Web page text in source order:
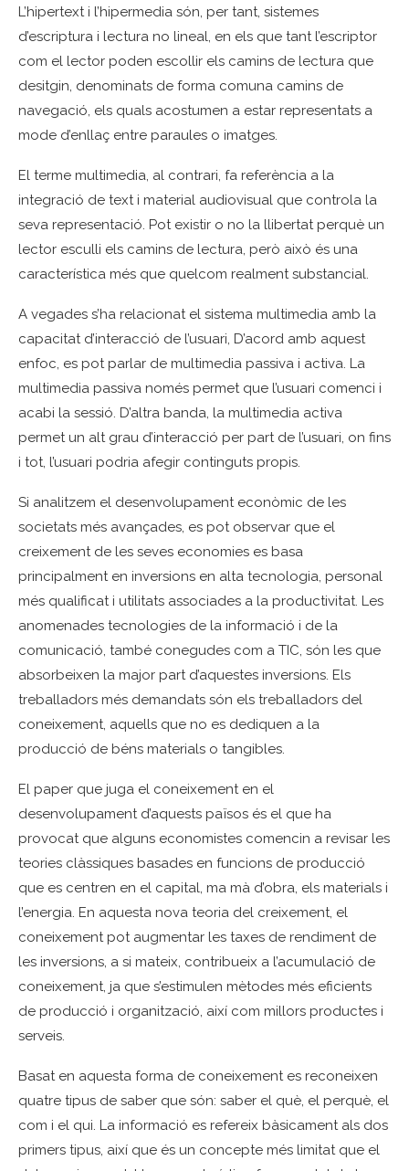
L’hipertext i l’hipermedia són, per tant, sistemes
d’escriptura i lectura no lineal, en els que tant l’escriptor
com el lector poden escollir els camins de lectura que
desitgin, denominats de forma comuna camins de
navegació, els quals acostumen a estar representats a
mode d’enllaç entre paraules o imatges.
El terme multimedia, al contrari, fa referència a la
integració de text i material audiovisual que controla la
seva representació. Pot existir o no la llibertat perquè un
lector esculli els camins de lectura, però això és una
característica més que quelcom realment substancial.
A vegades s’ha relacionat el sistema multimedia amb la
capacitat d’interacció de l’usuari, D’acord amb aquest
enfoc, es pot parlar de multimedia passiva i activa. La
multimedia passiva només permet que l’usuari comenci i
acabi la sessió. D’altra banda, la multimedia activa
permet un alt grau d’interacció per part de l’usuari, on fins
i tot, l’usuari podria afegir continguts propis.
Si analitzem el desenvolupament econòmic de les
societats més avançades, es pot observar que el
creixement de les seves economies es basa
principalment en inversions en alta tecnologia, personal
més qualificat i utilitats associades a la productivitat. Les
anomenades tecnologies de la informació i de la
comunicació, també conegudes com a TIC, són les que
absorbeixen la major part d’aquestes inversions. Els
treballadors més demandats són els treballadors del
coneixement, aquells que no es dediquen a la
producció de béns materials o tangibles.
El paper que juga el coneixement en el
desenvolupament d’aquests països és el que ha
provocat que alguns economistes comencin a revisar les
teories clàssiques basades en funcions de producció
que es centren en el capital, ma mà d’obra, els materials i
l’energia. En aquesta nova teoria del creixement, el
coneixement pot augmentar les taxes de rendiment de
les inversions, a si mateix, contribueix a l’acumulació de
coneixement, ja que s’estimulen mètodes més eficients
de producció i organització, així com millors productes i
serveis.
Basat en aquesta forma de coneixement es reconeixen
quatre tipus de saber que són: saber el què, el perquè, el
com i el qui. La informació es refereix bàsicament als dos
primers tipus, així que és un concepte més limitat que el